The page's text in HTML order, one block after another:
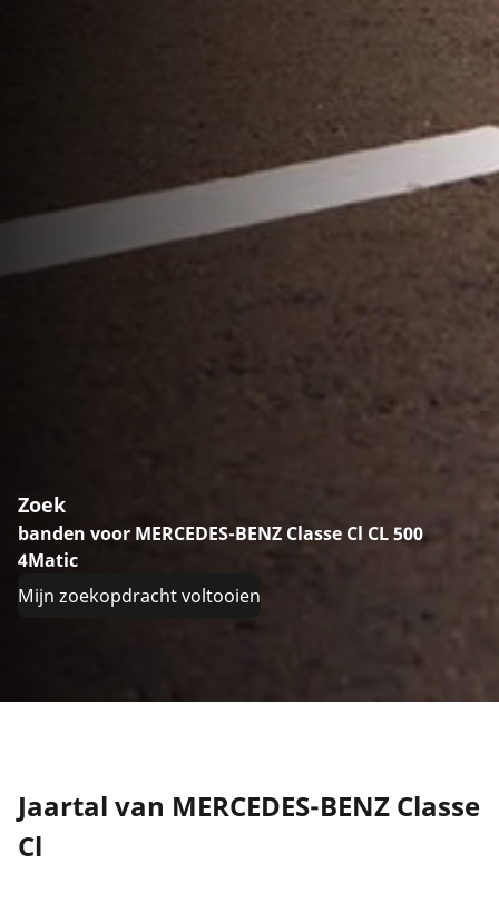
Zoek
banden voor MERCEDES-BENZ Classe Cl CL 500
4Matic
Mijn zoekopdracht voltooien
Jaartal van MERCEDES-BENZ Classe
Cl